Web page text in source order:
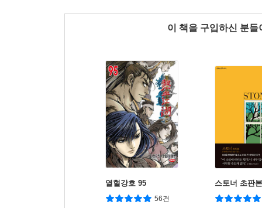
이 책을 구입하신 분
열혈강호 95
56건
스토너 초판본